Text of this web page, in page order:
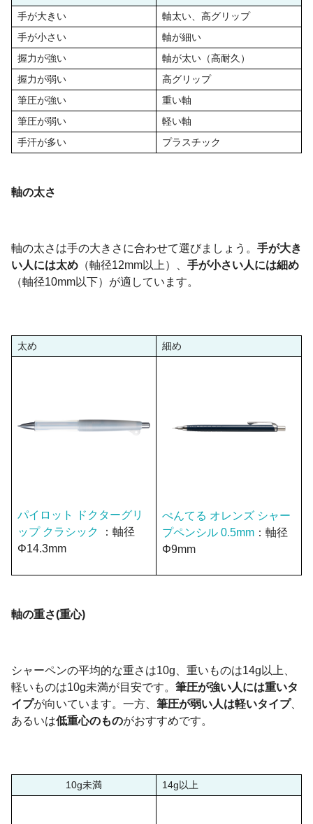
手が大きい
軸太い、高グリップ
手が小さい
軸が細い
握力が強い
軸が太い（高耐久）
握力が弱い
高グリップ
筆圧が強い
重い軸
筆圧が弱い
軽い軸
手汗が多い
プラスチック
軸の太さ
軸の太さは手の大きさに合わせて選びましょう。 手が大き
い人には太め （軸径12mm以上）、 手が小さい人には細め
（軸径10mm以下）が適しています。
太め 細め
パイロット ドクターグリ
ップ クラシック
：軸径
Φ14.3mm
ぺんてる オレンズ シャー
プペンシル 0.5mm ：軸径
Φ9mm
軸の重さ(重心)
シャーペンの平均的な重さは10g、重いものは14g以上、
軽いものは10g未満が目安です。 筆圧が強い人には重いタ
イプが向いています。一方、 筆圧が弱い人は軽いタイプ、
あるいは低重心のものがおすすめです。
10g未満 14g以上